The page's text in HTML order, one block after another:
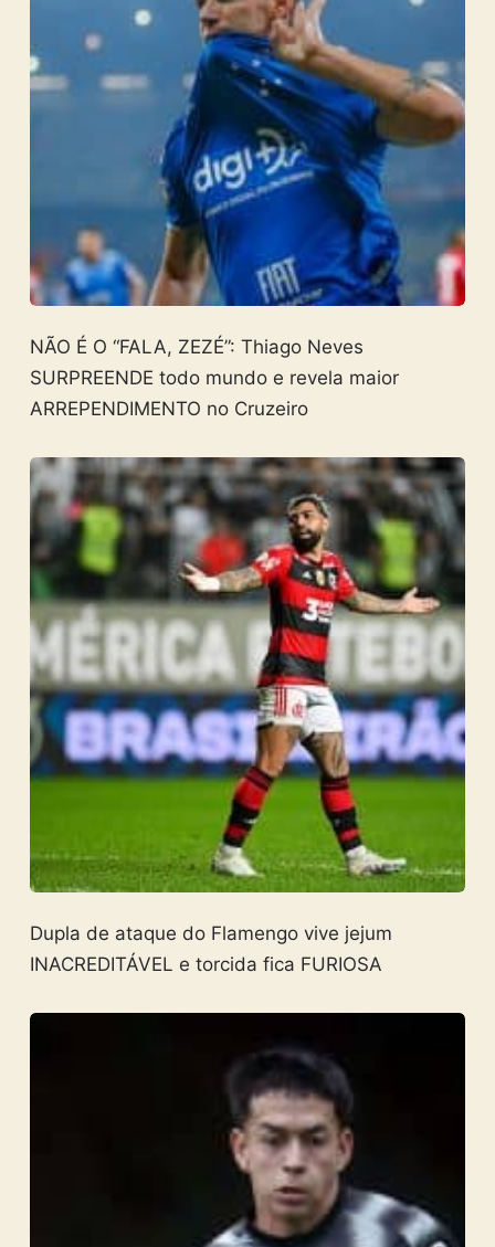
NÃO É O “FALA, ZEZÉ”: Thiago Neves
SURPREENDE todo mundo e revela maior
ARREPENDIMENTO no Cruzeiro
Dupla de ataque do Flamengo vive jejum
INACREDITÁVEL e torcida fica FURIOSA